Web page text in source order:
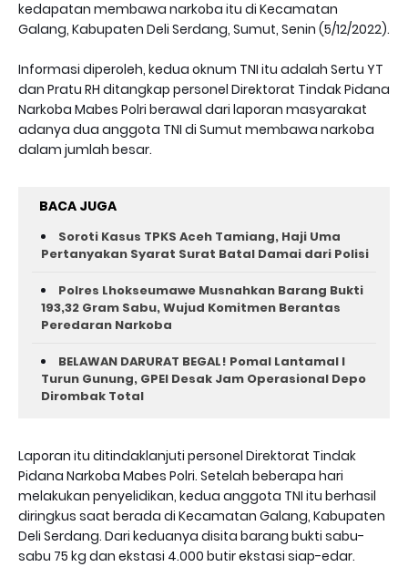
kedapatan membawa narkoba itu di Kecamatan
Galang, Kabupaten Deli Serdang, Sumut, Senin (5/12/2022).
Informasi diperoleh, kedua oknum TNI itu adalah Sertu YT
dan Pratu RH ditangkap personel Direktorat Tindak Pidana
Narkoba Mabes Polri berawal dari laporan masyarakat
adanya dua anggota TNI di Sumut membawa narkoba
dalam jumlah besar.
BACA JUGA
Soroti Kasus TPKS Aceh Tamiang, Haji Uma
Pertanyakan Syarat Surat Batal Damai dari Polisi
Polres Lhokseumawe Musnahkan Barang Bukti
193,32 Gram Sabu, Wujud Komitmen Berantas
Peredaran Narkoba
BELAWAN DARURAT BEGAL! Pomal Lantamal I
Turun Gunung, GPEI Desak Jam Operasional Depo
Dirombak Total
Laporan itu ditindaklanjuti personel Direktorat Tindak
Pidana Narkoba Mabes Polri. Setelah beberapa hari
melakukan penyelidikan, kedua anggota TNI itu berhasil
diringkus saat berada di Kecamatan Galang, Kabupaten
Deli Serdang. Dari keduanya disita barang bukti sabu-
sabu 75 kg dan ekstasi 4.000 butir ekstasi siap-edar.